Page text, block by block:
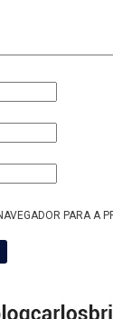
PARA A